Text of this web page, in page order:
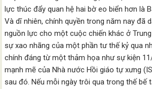
lực thúc đẩy quan hệ hai bờ eo biển hơn là
Và dĩ nhiên, chính quyền trong năm nay đã
nguồn lực cho một cuộc chiến khác ở
sự xao nhãng của một phần tư thế kỷ qua
chính đáng từ một thảm họa như sự kiện
mạnh mẽ của Nhà nước Hồi giáo tự xưng
sau đó. Nếu mỗi ngày trôi qua trong thế bế